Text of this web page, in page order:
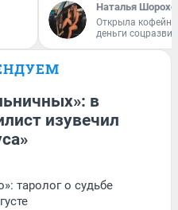
Наталья
Открыла
деньги
в
изувечил
таролог о судьбе